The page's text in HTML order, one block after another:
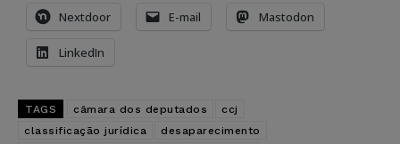
Nextdoor E-mail Mastodon
LinkedIn
TAGS câmara dos deputados
ccj
classificação jurídica
desaparecimento